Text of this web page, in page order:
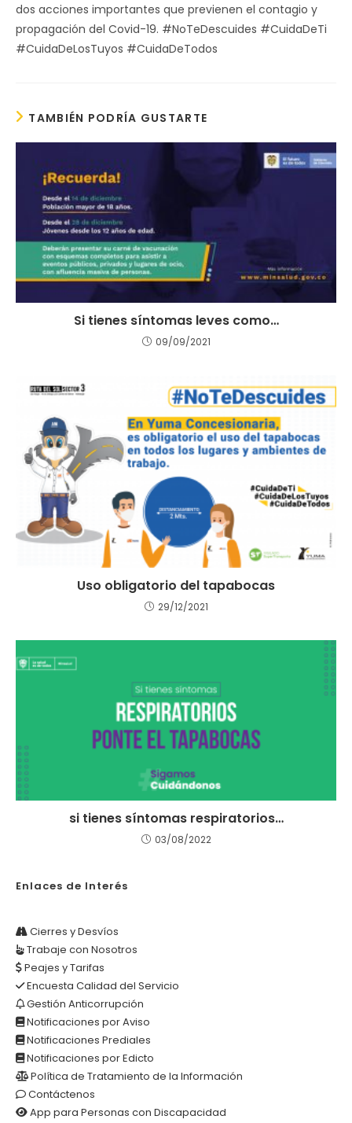
dos acciones importantes que previenen el contagio y
propagación del Covid-19. #NoTeDescuides #CuidaDeTi
#CuidaDeLosTuyos #CuidaDeTodos
TAMBIÉN PODRÍA GUSTARTE
Si tienes síntomas leves como…
09/09/2021
Uso obligatorio del tapabocas
29/12/2021
si tienes síntomas respiratorios…
03/08/2022
Enlaces de Interés
Cierres y Desvíos
Trabaje con Nosotros
Peajes y Tarifas
Encuesta Calidad del Servicio
Gestión Anticorrupción
Notificaciones por Aviso
Notificaciones Prediales
Notificaciones por Edicto
Política de Tratamiento de la Información
Contáctenos
App para Personas con Discapacidad